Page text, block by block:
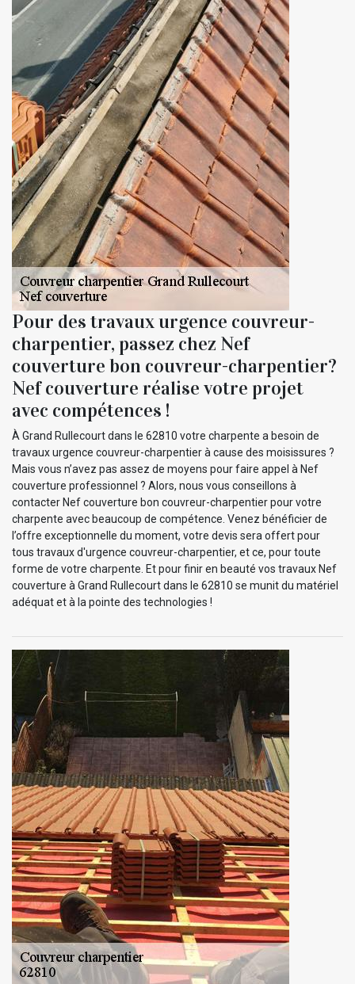
Pour des travaux urgence couvreur-
charpentier, passez chez Nef
couverture bon couvreur-charpentier?
Nef couverture réalise votre projet
avec compétences !
À Grand Rullecourt dans le 62810 votre charpente a besoin de
travaux urgence couvreur-charpentier à cause des moisissures ?
Mais vous n’avez pas assez de moyens pour faire appel à Nef
couverture professionnel ? Alors, nous vous conseillons à
contacter Nef couverture bon couvreur-charpentier pour votre
charpente avec beaucoup de compétence. Venez bénéficier de
l’offre exceptionnelle du moment, votre devis sera offert pour
tous travaux d'urgence couvreur-charpentier, et ce, pour toute
forme de votre charpente. Et pour finir en beauté vos travaux Nef
couverture à Grand Rullecourt dans le 62810 se munit du matériel
adéquat et à la pointe des technologies !